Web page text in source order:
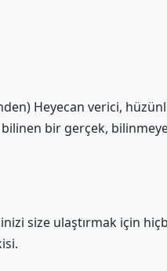
bir gerçek,
size ulaştırmak için